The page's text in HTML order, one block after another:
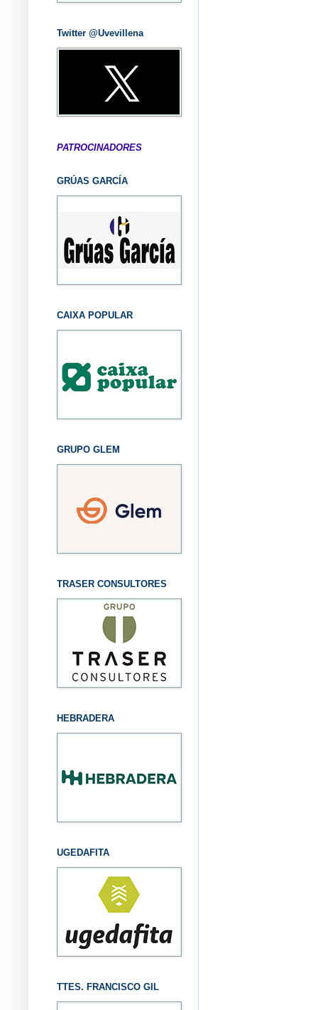
Twitter @Uvevillena
PATROCINADORES
GRÚAS GARCÍA
CAIXA POPULAR
GRUPO GLEM
TRASER CONSULTORES
HEBRADERA
UGEDAFITA
TTES. FRANCISCO GIL